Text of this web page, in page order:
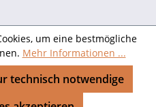
um eine bestmögliche
Mehr Informationen ...
technisch notwendige